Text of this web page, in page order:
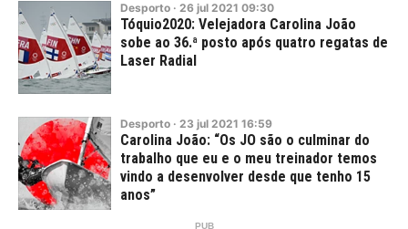
Desporto · 26 jul 2021 09:30
Tóquio2020: Velejadora Carolina João
sobe ao 36.ª posto após quatro regatas de
Laser Radial
Desporto · 23 jul 2021 16:59
Carolina João: “Os JO são o culminar do
trabalho que eu e o meu treinador temos
vindo a desenvolver desde que tenho 15
anos”